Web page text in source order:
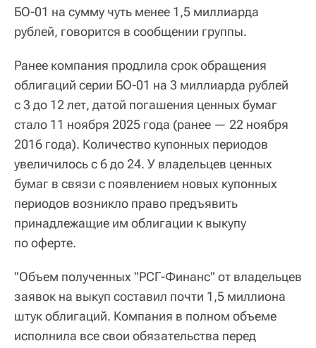
БО-01 на сумму чуть менее 1,5 миллиарда
рублей, говорится в сообщении группы.
Ранее компания продлила срок обращения
облигаций серии БО-01 на 3 миллиарда рублей
с 3 до 12 лет, датой погашения ценных бумаг
стало 11 ноября 2025 года (ранее — 22 ноября
2016 года). Количество купонных периодов
увеличилось с 6 до 24. У владельцев ценных
бумаг в связи с появлением новых купонных
периодов возникло право предъявить
принадлежащие им облигации к выкупу
по оферте.
"Объем полученных "РСГ-Финанс" от владельцев
заявок на выкуп составил почти 1,5 миллиона
штук облигаций. Компания в полном объеме
исполнила все свои обязательства перед